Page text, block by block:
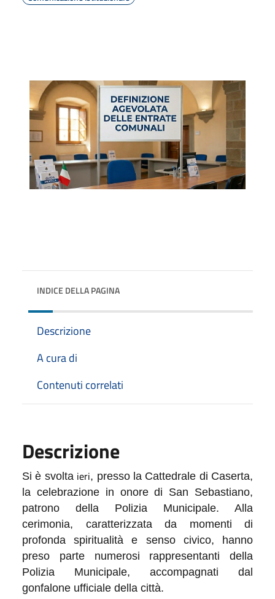
INDICE DELLA PAGINA
Descrizione
A cura di
Contenuti correlati
Descrizione
Si è svolta ieri, presso la Cattedrale di Caserta,
la celebrazione in onore di San Sebastiano,
patrono della Polizia Municipale. Alla
cerimonia, caratterizzata da momenti di
profonda spiritualità e senso civico, hanno
preso parte numerosi rappresentanti della
Polizia Municipale, accompagnati dal
gonfalone ufficiale della città.